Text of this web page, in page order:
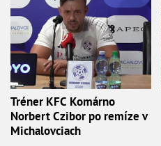
Tréner KFC Komárno
Norbert Czibor po remíze v
Michalovciach